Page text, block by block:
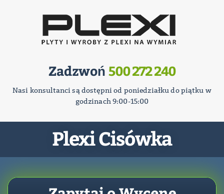
Zadzwoń 500 272 240
Nasi konsultanci są dostępni od poniedziałku do piątku w
godzinach 9:00-15:00
Plexi Cisówka